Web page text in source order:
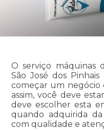
O serviço máquinas
São José dos
começar um negócio
assim, você deve
deve escolher esta
quando adquirida
com qualidade e